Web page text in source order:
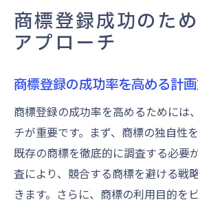
商標登録成功のた
アプローチ
商標登録の成功率を高める計
商標登録の成功率を高めるためには
チが重要です。まず、商標の独自性
既存の商標を徹底的に調査する必要
査により、競合する商標を避ける戦
きます。さらに、商標の利用目的を